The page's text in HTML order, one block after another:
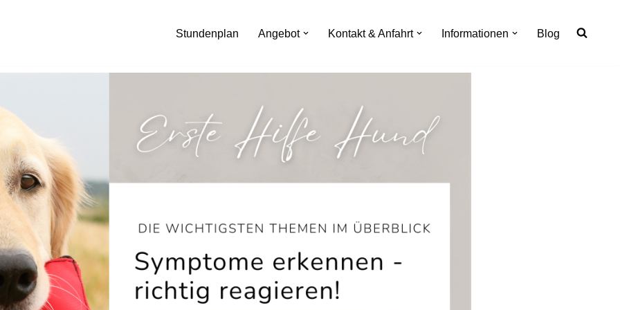
Stundenplan Angebot Kontakt & Anfahrt Informationen Blog